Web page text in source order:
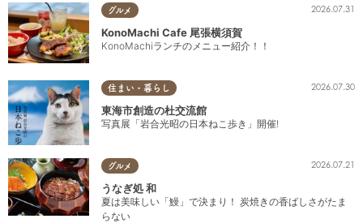
グルメ 2026.07.31
KonoMachi Cafe 尾張横須賀
KonoMachiランチのメニュー紹介！！
住まい・暮らし 2026.07.30
東海市創造の杜交流館
写真展「岩合光昭の日本ねこ歩き」開催!
グルメ 2026.07.21
うなぎ処 和
夏は美味しい「鰻」で決まり！ 炭焼きの香ばしさがたま
らない